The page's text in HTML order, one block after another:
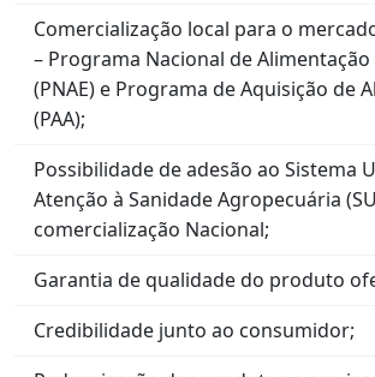
Comercialização local para o
– Programa Nacional de Alimentação
(PNAE) e Programa de Aquisição de
(PAA);
Possibilidade de adesão ao Sistema
Atenção à Sanidade Agropecuária
comercialização Nacional;
Garantia de qualidade do produto
Credibilidade junto ao consumidor;